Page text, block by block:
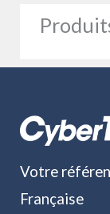
Votre
Française